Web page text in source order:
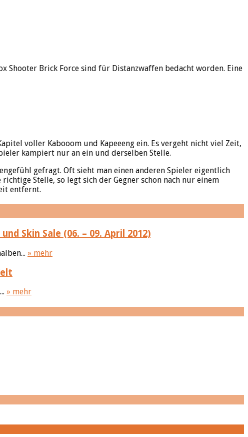
Shooter Brick Force sind für Distanzwaffen bedacht worden. Eine
voller Kabooom und Kapeeeng ein. Es vergeht nicht viel Zeit,
kampiert nur an ein und derselben Stelle.
gefragt. Oft sieht man einen anderen Spieler eigentlich
Stelle, so legt sich der Gegner schon nach nur einem
entfernt.
Skin Sale (06. – 09. April 2012)
» mehr
» mehr